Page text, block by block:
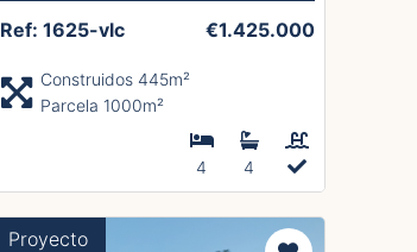
Ref: 1625-vlc €1.425.000
Construidos 445m²
Parcela 1000m²
4 4
Proyecto